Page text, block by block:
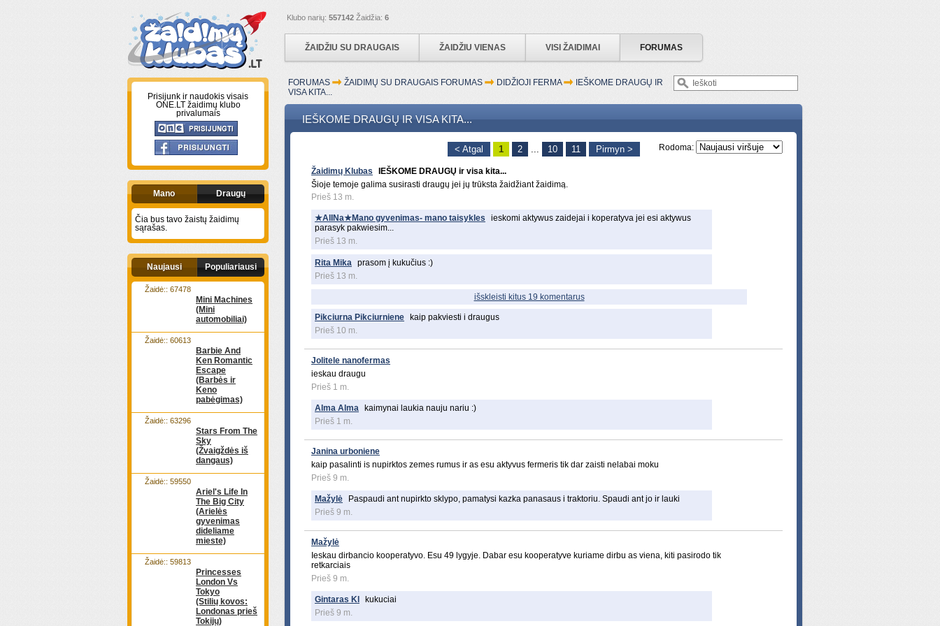
Klubo narių: 557142 Žaidžia: 6
ŽAIDŽIU SU DRAUGAIS ŽAIDŽIU VIENAS VISI ŽAIDIMAI FORUMAS
Prisijunk ir naudokis visais
ONE.LT žaidimų klubo
privalumais
Mano Draugų
Čia bus tavo žaistų žaidimų
sąrašas.
Naujausi Populiariausi
Mini Machines
(Mini
automobiliai)
Žaidė:: 67478
Barbie And
Ken Romantic
Escape
(Barbės ir
Keno
pabėgimas)
Žaidė:: 60613
Stars From The
Sky
(Žvaigždės iš
dangaus)
Žaidė:: 63296
Ariel's Life In
The Big City
(Arielės
gyvenimas
dideliame
mieste)
Žaidė:: 59550
Princesses
London Vs
Tokyo
(Stilių kovos:
Londonas prieš
Tokijų)
Žaidė:: 59813
FORUMAS ŽAIDIMŲ SU DRAUGAIS FORUMAS DIDŽIOJI FERMA
IEŠKOME DRAUGŲ IR
VISA KITA...
IEŠKOME DRAUGŲ IR VISA KITA...
Rodoma:
< Atgal 1 2 ... 10 11 Pirmyn >
Žaidimų Klubas
IEŠKOME DRAUGŲ ir visa kita...
Šioje temoje galima susirasti draugų jei jų trūksta žaidžiant žaidimą.
Prieš 13 m.
★AlINa★Mano gyvenimas- mano taisykles
ieskomi aktywus zaidejai i koperatyva jei esi aktywus
parasyk pakwiesim...
Prieš 13 m.
Rita Mika prasom į kukučius :)
Prieš 13 m.
išskleisti kitus 19 komentarus
Pikciurna Pikciurniene
kaip pakviesti i draugus
Prieš 10 m.
Jolitele nanofermas
ieskau draugu
Prieš 1 m.
Alma Alma
kaimynai laukia nauju nariu :)
Prieš 1 m.
Janina urboniene
kaip pasalinti is nupirktos zemes rumus ir as esu aktyvus fermeris tik dar zaisti nelabai moku
Prieš 9 m.
Mažylė
Paspaudi ant nupirkto sklypo, pamatysi kazka panasaus i traktoriu. Spaudi ant jo ir lauki
Prieš 9 m.
Mažylė
Ieskau dirbancio kooperatyvo. Esu 49 lygyje. Dabar esu kooperatyve kuriame dirbu as viena, kiti pasirodo tik
retkarciais
Prieš 9 m.
Gintaras Kl
kukuciai
Prieš 9 m.